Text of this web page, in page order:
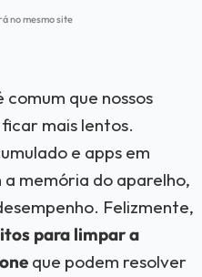
no mesmo site
que nossos
mais lentos.
e apps em
memória do aparelho,
Felizmente,
para limpar a
que podem resolver